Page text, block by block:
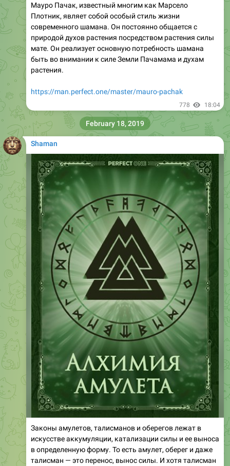
Мауро Пачак, известный многим как Марсело
Плотник, являет собой особый стиль жизни
современного шамана. Он постоянно общается с
природой духов растения посредством растения силы
мате. Он реализует основную потребность шамана
быть во внимании к силе Земли Пачамама и духам
растения.
https://man.perfect.one/master/mauro-pachak
778 18:04
Shaman
Законы амулетов, талисманов и оберегов лежат в
искусстве аккумуляции, катализации силы и ее выноса
в определенную форму. То есть амулет, оберег и даже
талисман — это перенос, вынос силы. И хотя талисман
February 18, 2019